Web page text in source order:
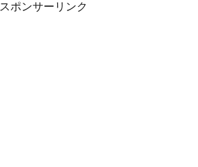
スポンサーリンク